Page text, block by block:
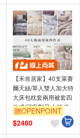
【禾肯居家】40支萊賽
爾天絲/單人雙人加大特
大床包枕套兩用被套四
件式/可客製尺寸/快速
出貨/台灣製造/親膚透
氣/多款花色
贈OPENPOINT
$2480